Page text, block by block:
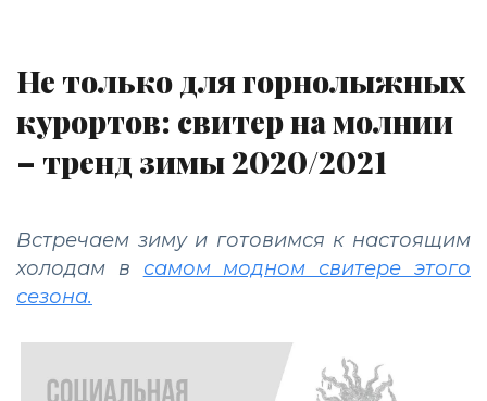
Не только для горнолыжных
курортов: свитер на молнии
– тренд зимы 2020/2021
Встречаем зиму и готовимся к настоящим
холодам в самом модном свитере этого
сезона.